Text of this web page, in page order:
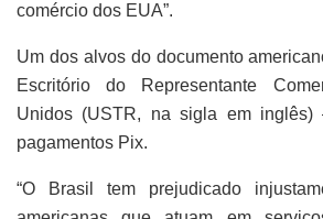
comércio dos EUA”.
Um dos alvos do documento
Escritório do Representante
Unidos (USTR, na sigla em
pagamentos Pix.
“O Brasil tem prejudicado